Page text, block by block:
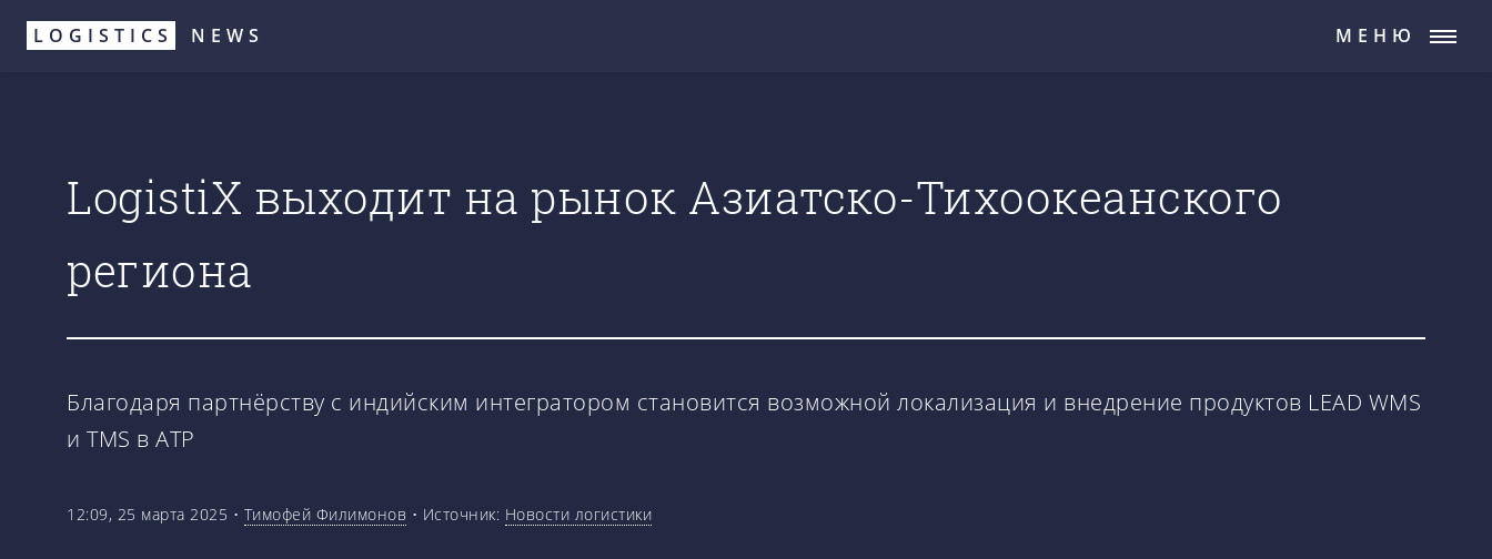
Перейти
LOGISTICS NEWS МЕНЮ
LogistiX выходит на рынок Азиатско-Тихоокеанского
региона
Благодаря партнёрству с индийским интегратором становится возможной локализация и внедрение продуктов LEAD WMS
и TMS в АТР
12:09, 25 марта 2025 • Тимофей Филимонов • Источник: Новости логистики